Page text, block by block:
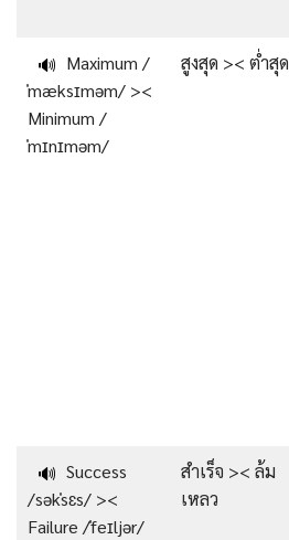
🔊 Maximum /
ˈmæksɪməm/ ><
Minimum /
ˈmɪnɪməm/
สูงสุด >< ต่ำสุด
🔊 Success
/səkˈsɛs/ ><
Failure /ˈfeɪljər/
สำเร็จ >< ล้ม
เหลว